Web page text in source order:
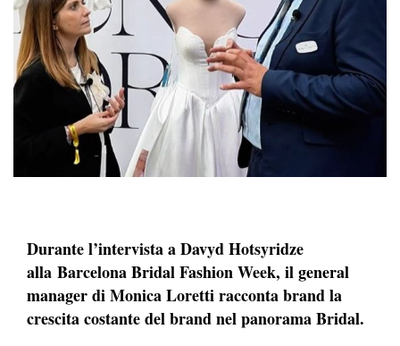
Durante l’intervista a Davyd Hotsyridze
alla Barcelona Bridal Fashion Week, il general
manager di Monica Loretti racconta brand la
crescita costante del brand nel panorama Bridal.